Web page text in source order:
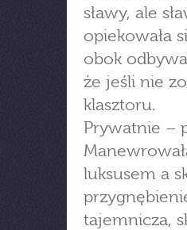
sławy, ale
opiekowała
obok
że jeśli nie
klasztoru.
Prywatnie –
luksusem a
tajemnicza,